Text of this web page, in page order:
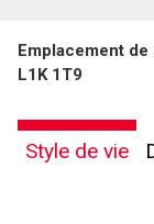
Emplacement de
L1K 1T9
Style de vie